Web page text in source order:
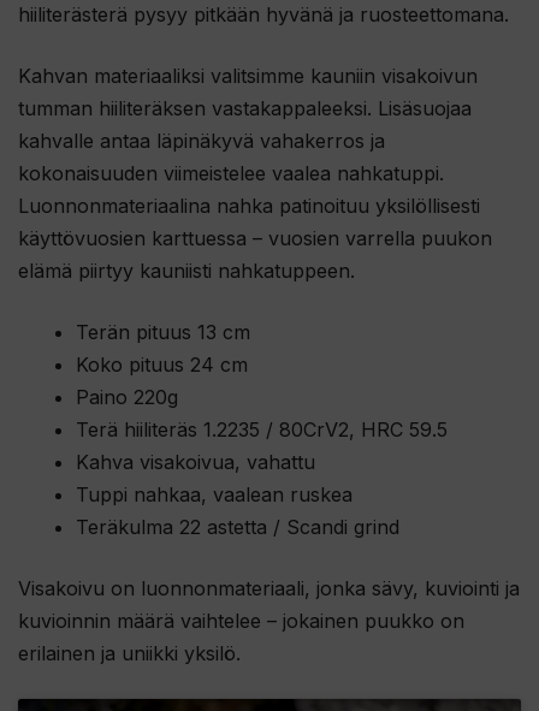
hiiliterästerä pysyy pitkään hyvänä ja ruosteettomana.
Kahvan materiaaliksi valitsimme kauniin visakoivun
tumman hiiliteräksen vastakappaleeksi. Lisäsuojaa
kahvalle antaa läpinäkyvä vahakerros ja
kokonaisuuden viimeistelee vaalea nahkatuppi.
Luonnonmateriaalina nahka patinoituu yksilöllisesti
käyttövuosien karttuessa – vuosien varrella puukon
elämä piirtyy kauniisti nahkatuppeen.
Terän pituus 13 cm
Koko pituus 24 cm
Paino 220g
Terä hiiliteräs 1.2235 / 80CrV2, HRC 59.5
Kahva visakoivua, vahattu
Tuppi nahkaa, vaalean ruskea
Teräkulma 22 astetta / Scandi grind
Visakoivu on luonnonmateriaali, jonka sävy, kuviointi ja
kuvioinnin määrä vaihtelee – jokainen puukko on
erilainen ja uniikki yksilö.